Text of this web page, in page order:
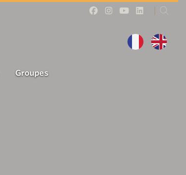
Groupes